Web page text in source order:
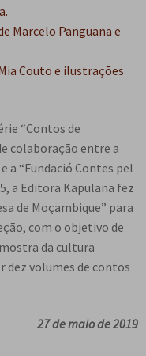
Marcelo Panguana e
Couto e ilustrações
“Contos de
colaboração entre a
a “Fundació Contes pel
a Editora Kapulana fez
de Moçambique” para
com o objetivo de
da cultura
dez volumes de contos
27 de maio de 2019